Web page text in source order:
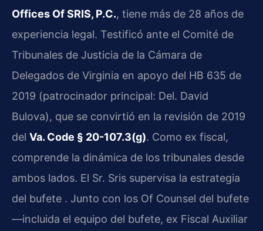
Offices Of SRIS, P.C., tiene más de 28 años de
experiencia legal. Testificó ante el Comité de
Tribunales de Justicia de la Cámara de
Delegados de Virginia en apoyo del HB 635 de
2019 (patrocinador principal: Del. David
Bulova), que se convirtió en la revisión de 2019
del Va. Code § 20-107.3(g). Como ex fiscal,
comprende la dinámica de los tribunales desde
ambos lados. El Sr. Sris supervisa la estrategia
del bufete . Junto con los Of Counsel del bufete
—incluida el equipo del bufete, ex Fiscal Auxiliar